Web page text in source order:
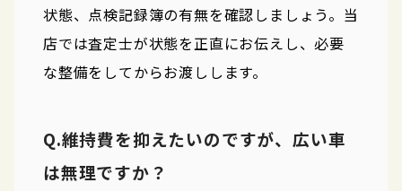
状態、点検記録簿の有無を確認しましょう。当
店では査定士が状態を正直にお伝えし、必要
な整備をしてからお渡しします。
Q.維持費を抑えたいのですが、広い車
は無理ですか？